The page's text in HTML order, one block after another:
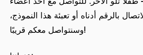
تلو الآخر. للتواصل مع أحد أعضاء
بالرقم أدناه أو تعبئة هذا النموذج،
وسنتواصل معكم قريبًا!